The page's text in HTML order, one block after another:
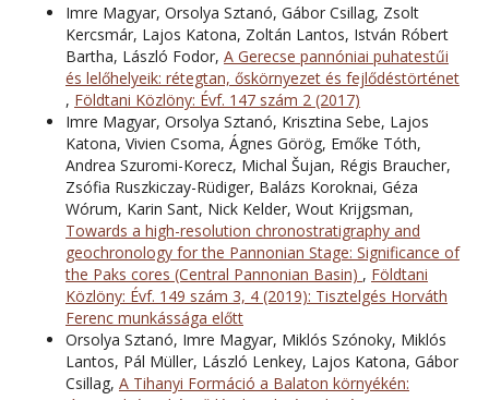
Imre Magyar, Orsolya Sztanó, Gábor Csillag, Zsolt
Kercsmár, Lajos Katona, Zoltán Lantos, István Róbert
Bartha, László Fodor, A Gerecse pannóniai puhatestűi
és lelőhelyeik: rétegtan, őskörnyezet és fejlődéstörténet
, Földtani Közlöny: Évf. 147 szám 2 (2017)
Imre Magyar, Orsolya Sztanó, Krisztina Sebe, Lajos
Katona, Vivien Csoma, Ágnes Görög, Emőke Tóth,
Andrea Szuromi-Korecz, Michal Šujan, Régis Braucher,
Zsófia Ruszkiczay-Rüdiger, Balázs Koroknai, Géza
Wórum, Karin Sant, Nick Kelder, Wout Krijgsman,
Towards a high-resolution chronostratigraphy and
geochronology for the Pannonian Stage: Significance of
the Paks cores (Central Pannonian Basin) , Földtani
Közlöny: Évf. 149 szám 3, 4 (2019): Tisztelgés Horváth
Ferenc munkássága előtt
Orsolya Sztanó, Imre Magyar, Miklós Szónoky, Miklós
Lantos, Pál Müller, László Lenkey, Lajos Katona, Gábor
Csillag, A Tihanyi Formáció a Balaton környékén: